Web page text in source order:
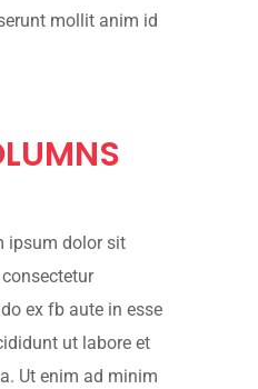
mollit anim id
ipsum dolor sit
ex fb aute in esse
ut labore et
Ut enim ad minim